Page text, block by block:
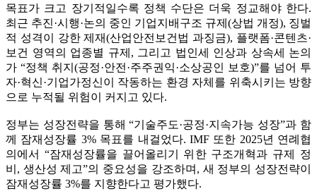
목표가 크고 장기적일수록 정책 수단은 더욱 정교해야 한다.
최근 추진·시행·논의 중인 기업지배구조 규제(상법 개정), 징벌
적 성격이 강한 제재(산업안전보건법 과징금), 플랫폼·콘텐츠·
보건 영역의 업종별 규제, 그리고 법인세 인상과 상속세 논의
가 “정책 취지(공정·안전·주주권익·소상공인 보호)”를 넘어 투
자·혁신·기업가정신이 작동하는 환경 자체를 위축시키는 방향
으로 누적될 위험이 커지고 있다.
정부는 성장전략을 통해 “기술주도·공정·지속가능 성장”과 함
께 잠재성장률 3% 목표를 내걸었다. IMF 또한 2025년 연례협
의에서 “잠재성장률을 끌어올리기 위한 구조개혁과 규제 정
비, 생산성 제고”의 중요성을 강조하며, 새 정부의 성장전략이
잠재성장률 3%를 지향한다고 평가했다.